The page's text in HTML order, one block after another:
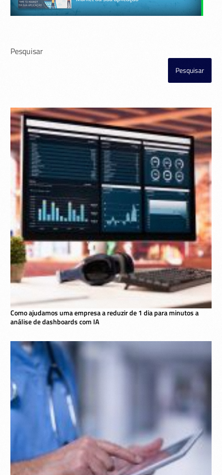
Pesquisar
Pesquisar
Como ajudamos uma empresa a reduzir de 1 dia para minutos a
análise de dashboards com IA